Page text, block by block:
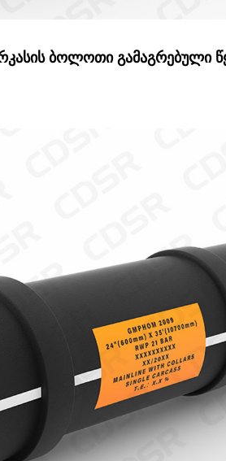
ბოლოთი გამაგრებული